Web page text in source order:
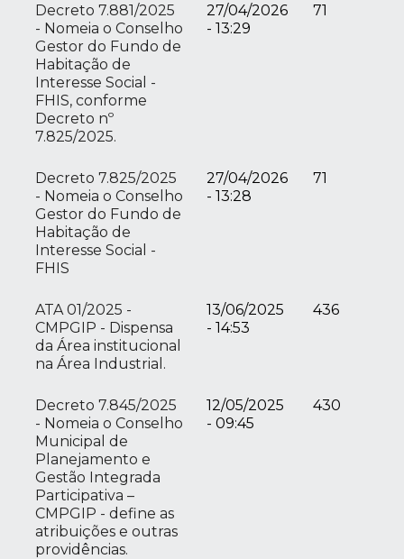
Decreto 7.881/2025
- Nomeia o Conselho
Gestor do Fundo de
Habitação de
Interesse Social -
FHIS, conforme
Decreto nº
7.825/2025.
27/04/2026
- 13:29
71
Decreto 7.825/2025
- Nomeia o Conselho
Gestor do Fundo de
Habitação de
Interesse Social -
FHIS
27/04/2026
- 13:28
71
ATA 01/2025 -
CMPGIP - Dispensa
da Área institucional
na Área Industrial.
13/06/2025
- 14:53
436
Decreto 7.845/2025
- Nomeia o Conselho
Municipal de
Planejamento e
Gestão Integrada
Participativa –
CMPGIP - define as
atribuições e outras
providências.
12/05/2025
- 09:45
430